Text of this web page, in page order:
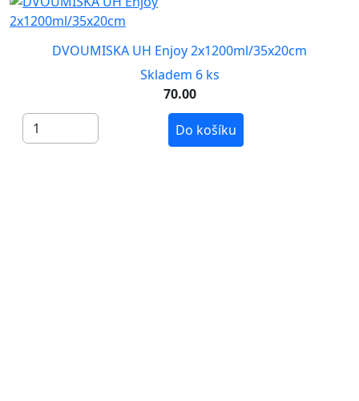
DVOUMISKA UH Enjoy 2x1200ml/35x20cm
Skladem 6 ks
70.00
Do košíku